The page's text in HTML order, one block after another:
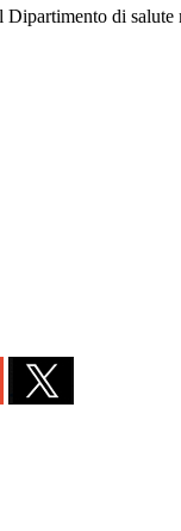
Dipartimento di